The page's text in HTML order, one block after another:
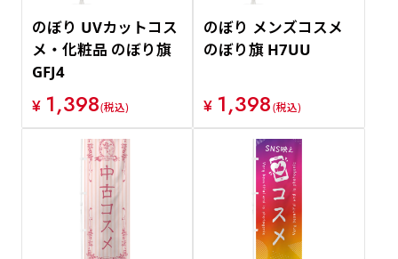
のぼり UVカットコス
メ・化粧品 のぼり旗
GFJ4
¥ 1,398(税込)
のぼり メンズコスメ
のぼり旗 H7UU
¥ 1,398(税込)